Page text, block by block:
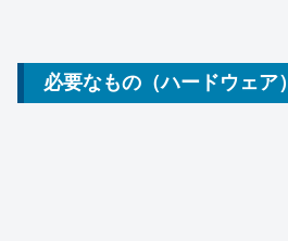
必要なもの（ハードウェア）